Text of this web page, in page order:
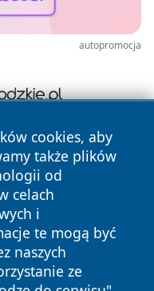
autopromocja
cookies, aby
także plików
od
celach
i
te mogą być
naszych
ze
prawa